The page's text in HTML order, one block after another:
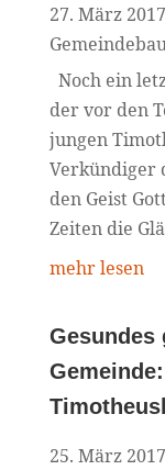
27. März 2017
Noch ein
der vor den
jungen
Verkündiger
den Geist
Zeiten die
mehr lesen
Gesundes
25. März 2017